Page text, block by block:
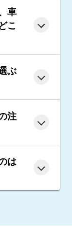
車
こ
ぶ
注
は